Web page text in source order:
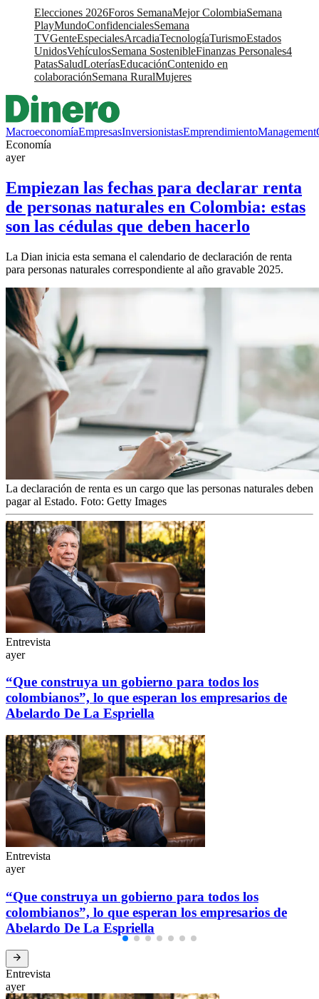
Elecciones 2026Foros SemanaMejor ColombiaSemana
PlayMundoConfidencialesSemana
TVGenteEspecialesArcadiaTecnologíaTurismoEstados
UnidosVehículosSemana SostenibleFinanzas Personales4
PatasSaludLoteríasEducaciónContenido en
colaboraciónSemana RuralMujeres
MacroeconomíaEmpresasInversionistasEmprendimientoManagement
Economía
ayer
Empiezan las fechas para declarar renta
de personas naturales en Colombia: estas
son las cédulas que deben hacerlo
La Dian inicia esta semana el calendario de declaración de renta
para personas naturales correspondiente al año gravable 2025.
La declaración de renta es un cargo que las personas naturales deben
pagar al Estado. Foto: Getty Images
Entrevista
ayer
“Que construya un gobierno para todos los
colombianos”, lo que esperan los empresarios de
Abelardo De La Espriella
Entrevista
ayer
“Que construya un gobierno para todos los
colombianos”, lo que esperan los empresarios de
Abelardo De La Espriella
Entrevista
ayer